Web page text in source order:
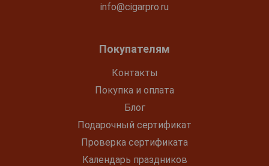
info@cigarpro.ru
Покупателям
Контакты
Покупка и оплата
Блог
Подарочный сертификат
Проверка сертификата
Календарь праздников